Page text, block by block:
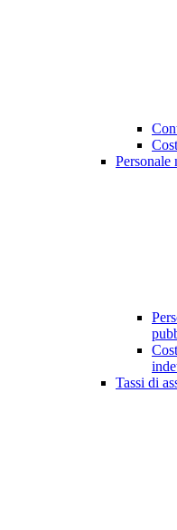
Personale
Tassi di